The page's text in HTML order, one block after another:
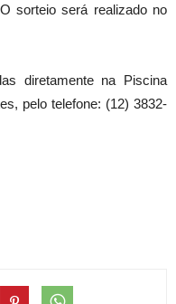
sorteio será realizado no
diretamente na Piscina
pelo telefone: (12) 3832-